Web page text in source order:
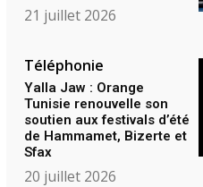
21 juillet 2026
Téléphonie
Yalla Jaw : Orange
Tunisie renouvelle son
soutien aux festivals d’été
de Hammamet, Bizerte et
Sfax
20 juillet 2026